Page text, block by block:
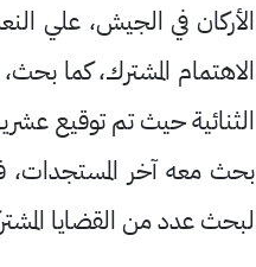
الأركان في الجيش، علي
الاهتمام المشترك، كما
الثنائية حيث تم توقيع
بحث معه آخر المستجدات،
لبحث عدد من القضايا